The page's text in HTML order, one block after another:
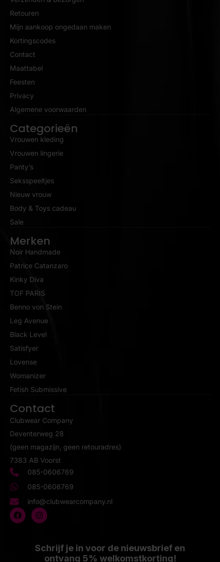
Retouren
Mijn aankoop ongedaan maken
Kortingscodes
Contact
Maattabel
Feesten
Privacy
Algemene voorwaarden
Categorieën
Vrouwen kleding
Vrouwen lingerie
Panty’s
Seksspeeltjes
Nieuw vrouw
Body & Toys cadeau
Sale
Merken
Noir Handmade
Patrice Catanzaro
Kinky Diva
TOF PARIS
Benno von Stein
Leg Avenue
Black Level
Satisfyer
Lovense
Womanizer
Fetish Submissive
Contact
Clubwear Company
Deventerweg 28
(geen magazijn, geen retouradres)
7383 AB Voorst
085-0606769
085-0606769
info@clubwearcompany.nl